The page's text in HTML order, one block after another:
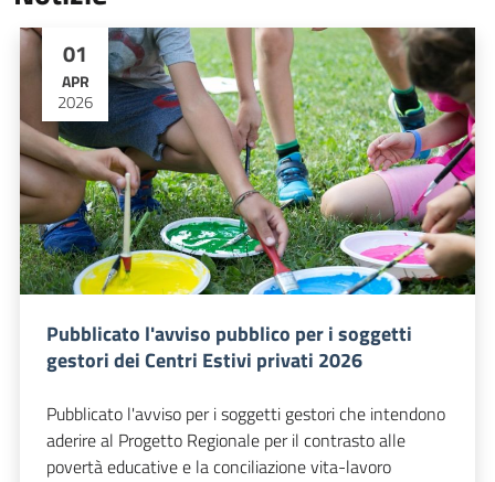
01
APR
2026
Pubblicato l'avviso pubblico per i soggetti
gestori dei Centri Estivi privati 2026
Pubblicato l'avviso per i soggetti gestori che intendono
aderire al Progetto Regionale per il contrasto alle
povertà educative e la conciliazione vita-lavoro